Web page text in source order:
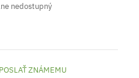
nedostupný
POSLAŤ ZNÁMEMU